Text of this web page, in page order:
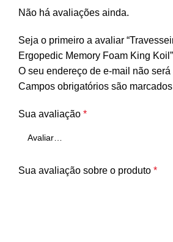
Não há avaliações ainda.
Seja o primeiro a avaliar
Ergopedic Memory Foam King Koil”
O seu endereço de e-mail não
Campos obrigatórios são
Sua avaliação *
Sua avaliação sobre o produto *